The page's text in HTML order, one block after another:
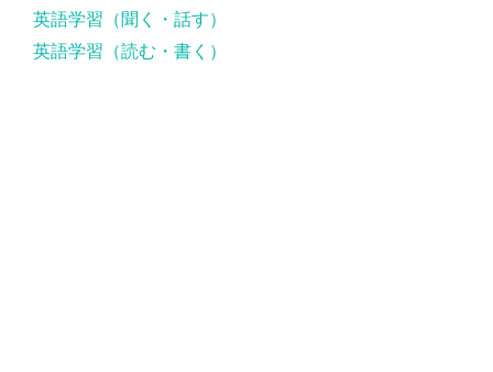
英語学習（聞く・話す）
英語学習（読む・書く）